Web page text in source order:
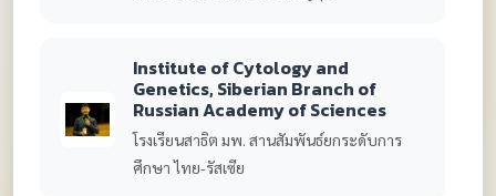
Institute of Cytology and
Genetics, Siberian Branch of
Russian Academy of Sciences
โรงเรียนสาธิต มพ. สานสัมพันธ์ยกระดับการ
ศึกษา ไทย-รัสเซีย